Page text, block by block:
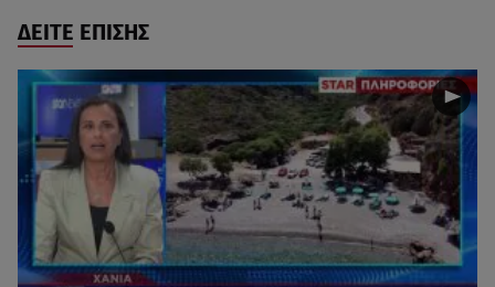
ΔΕΙΤΕ ΕΠΙΣΗΣ